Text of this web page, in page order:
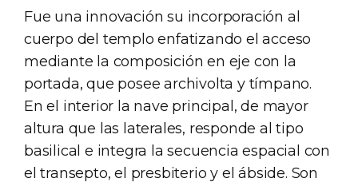
Fue una innovación su incorporación al
cuerpo del templo enfatizando el acceso
mediante la composición en eje con la
portada, que posee archivolta y tímpano.
En el interior la nave principal, de mayor
altura que las laterales, responde al tipo
basilical e integra la secuencia espacial con
el transepto, el presbiterio y el ábside. Son